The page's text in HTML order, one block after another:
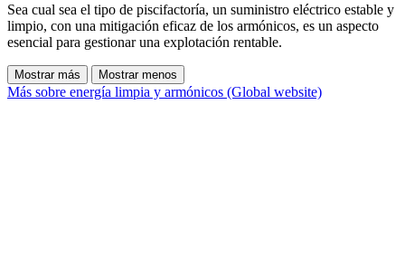
Sea cual sea el tipo de piscifactoría, un suministro eléctrico estable y
limpio, con una mitigación eficaz de los armónicos, es un aspecto
esencial para gestionar una explotación rentable.
Mostrar más Mostrar menos
Más sobre energía limpia y armónicos (Global website)